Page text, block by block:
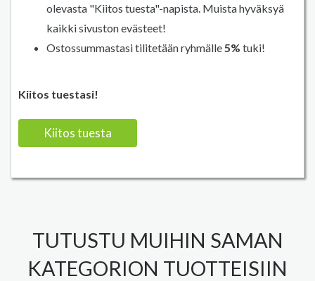
olevasta "Kiitos tuesta"-napista. Muista hyväksyä
kaikki sivuston evästeet!
Ostossummastasi tilitetään ryhmälle 5% tuki!
Kiitos tuestasi!
Kiitos tuesta
TUTUSTU MUIHIN SAMAN
KATEGORION TUOTTEISIIN